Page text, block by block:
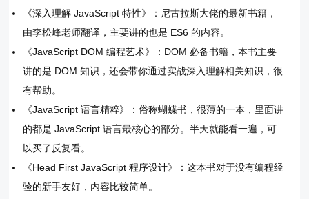
《深入理解 JavaScript 特性》：尼古拉斯大佬的最新书籍，
由李松峰老师翻译，主要讲的也是 ES6 的内容。
《JavaScript DOM 编程艺术》：DOM 必备书籍，本书主要
讲的是 DOM 知识，还会带你通过实战深入理解相关知识，很
有帮助。
《JavaScript 语言精粹》：俗称蝴蝶书，很薄的一本，里面讲
的都是 JavaScript 语言最核心的部分。半天就能看一遍，可
以买了反复看。
《Head First JavaScript 程序设计》：这本书对于没有编程经
验的新手友好，内容比较简单。